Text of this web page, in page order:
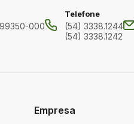
000
Telefone
(54) 3338.1244
(54) 3338.1242
Empresa